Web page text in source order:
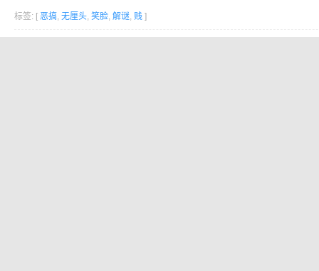
标签: [ 恶搞, 无厘头, 笑脸, 解谜, 贱 ]